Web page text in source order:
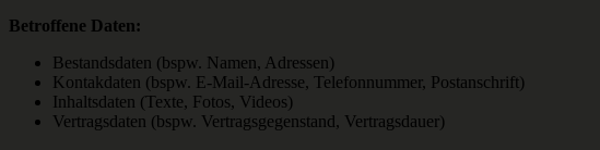
Betroffene Daten:
Bestandsdaten (bspw. Namen, Adressen)
Kontakdaten (bspw. E-Mail-Adresse, Telefonnummer, Postanschrift)
Inhaltsdaten (Texte, Fotos, Videos)
Vertragsdaten (bspw. Vertragsgegenstand, Vertragsdauer)